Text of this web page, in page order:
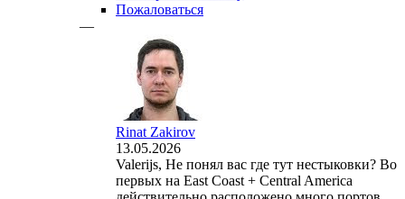
Пожаловаться
—
Rinat Zakirov
13.05.2026
Valerijs, Не понял вас где тут нестыковки? Во
первых на East Coast + Central America